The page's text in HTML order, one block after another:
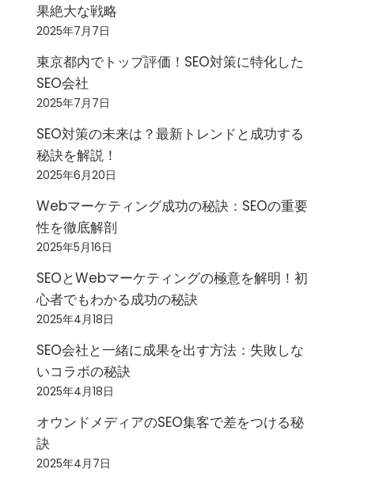
果絶大な戦略
2025年7月7日
東京都内でトップ評価！SEO対策に特化した
SEO会社
2025年7月7日
SEO対策の未来は？最新トレンドと成功する
秘訣を解説！
2025年6月20日
Webマーケティング成功の秘訣：SEOの重要
性を徹底解剖
2025年5月16日
SEOとWebマーケティングの極意を解明！初
心者でもわかる成功の秘訣
2025年4月18日
SEO会社と一緒に成果を出す方法：失敗しな
いコラボの秘訣
2025年4月18日
オウンドメディアのSEO集客で差をつける秘
訣
2025年4月7日